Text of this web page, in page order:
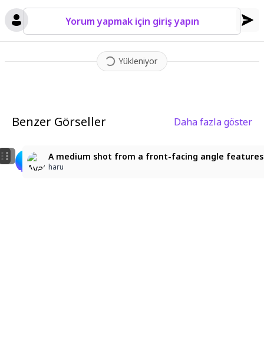
Yorum yapmak için giriş yapın
Yükleniyor
Benzer Görseller Daha fazla göster
high contrast style, long eyelashes, lineart,
博麗霊亜
ホロライブ 博衣こより
IKネコ
A medium shot from a front-facing angle
haru